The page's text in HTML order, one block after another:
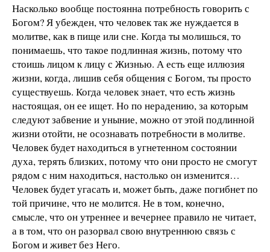
Насколько вообще постоянна потребность говорить с
Богом? Я убежден, что человек так же нуждается в
молитве, как в пище или сне. Когда ты молишься, то
понимаешь, что такое подлинная жизнь, потому что
стоишь лицом к лицу с Жизнью. А есть еще иллюзия
жизни, когда, лишив себя общения с Богом, ты просто
существуешь. Когда человек знает, что есть жизнь
настоящая, он ее ищет. Но по нерадению, за которым
следуют забвение и уныние, можно от этой подлинной
жизни отойти, не осознавать потребности в молитве.
Человек будет находиться в угнетенном состоянии
духа, терять близких, потому что они просто не смогут
рядом с ним находиться, настолько он изменится…
Человек будет угасать и, может быть, даже погибнет по
той причине, что не молится. Не в том, конечно,
смысле, что он утреннее и вечернее правило не читает,
а в том, что он разорвал свою внутреннюю связь с
Богом и живет без Него.